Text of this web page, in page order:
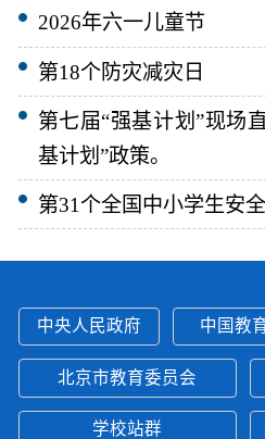
2026年六一儿童节
第18个防灾减灾日
第七届“强基计划”现场
基计划”政策。
第31个全国中小学生安
中央人民政府 中国教
北京市教育委员会
学校站群